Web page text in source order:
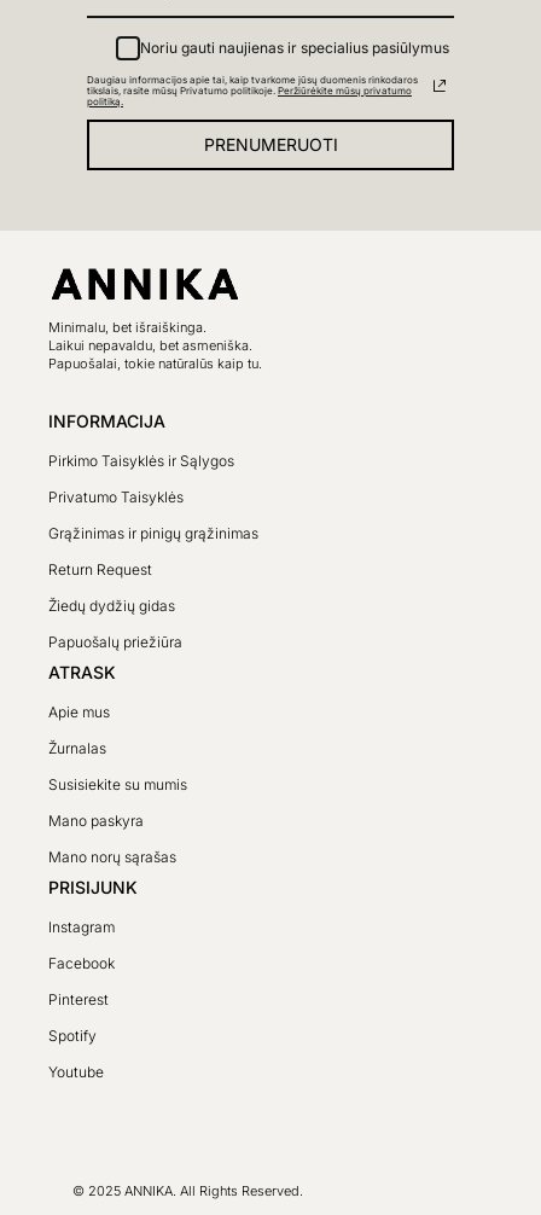
Noriu gauti naujienas ir specialius pasiūlymus
Daugiau informacijos apie tai, kaip tvarkome jūsų duomenis rinkodaros
tikslais, rasite mūsų Privatumo politikoje. Peržiūrėkite mūsų privatumo
politiką.
PRENUMERUOTI
Minimalu, bet išraiškinga.
Laikui nepavaldu, bet asmeniška.
Papuošalai, tokie natūralūs kaip tu.
INFORMACIJA
Pirkimo Taisyklės ir Sąlygos
Privatumo Taisyklės
Grąžinimas ir pinigų grąžinimas
Return Request
Žiedų dydžių gidas
Papuošalų priežiūra
ATRASK
Apie mus
Žurnalas
Susisiekite su mumis
Mano paskyra
Mano norų sąrašas
PRISIJUNK
Instagram
Facebook
Pinterest
Spotify
Youtube
© 2025 ANNIKA. All Rights Reserved.